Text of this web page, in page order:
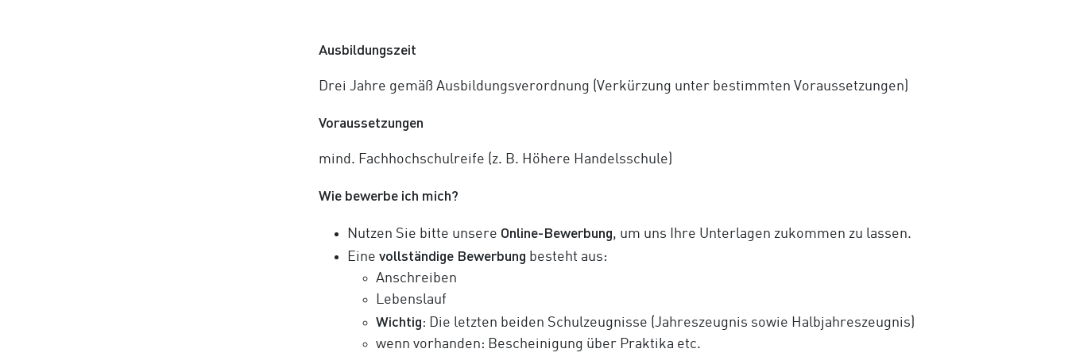
Ausbildungszeit
Drei Jahre gemäß Ausbildungsverordnung (Verkürzung unter bestimmten Voraussetzungen)
Voraussetzungen
mind. Fachhochschulreife (z. B. Höhere Handelsschule)
Wie bewerbe ich mich?
Nutzen Sie bitte unsere Online-Bewerbung, um uns Ihre Unterlagen zukommen zu lassen.
Eine vollständige Bewerbung besteht aus:
Anschreiben
Lebenslauf
Wichtig: Die letzten beiden Schulzeugnisse (Jahreszeugnis sowie Halbjahreszeugnis)
wenn vorhanden: Bescheinigung über Praktika etc.